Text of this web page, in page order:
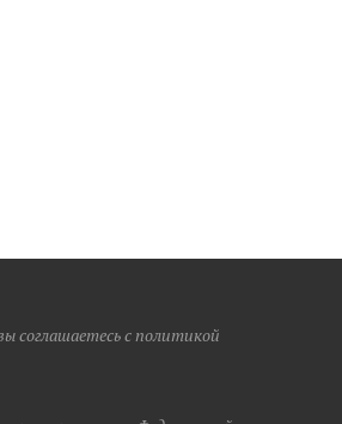
соглашаетесь с политикой